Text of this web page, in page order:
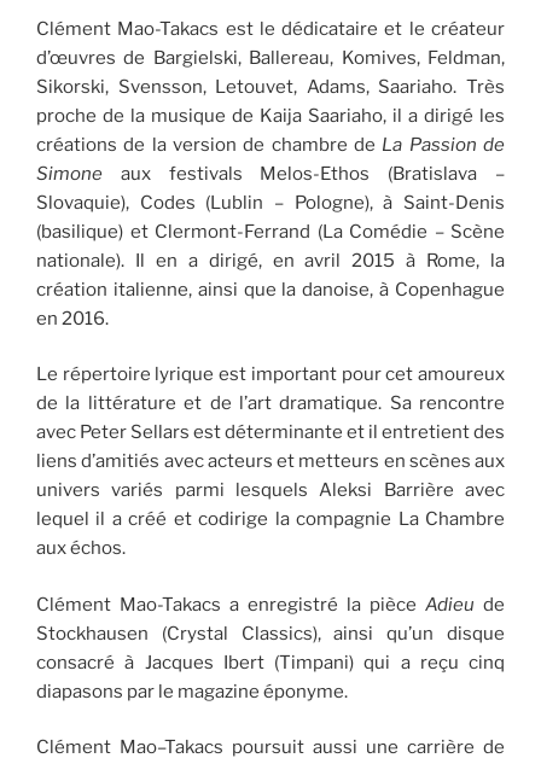
Clément Mao-Takacs est le dédicataire et le créateur
d’œuvres de Bargielski, Ballereau, Komives, Feldman,
Sikorski, Svensson, Letouvet, Adams, Saariaho. Très
proche de la musique de Kaija Saariaho, il a dirigé les
créations de la version de chambre de La Passion de
Simone aux festivals Melos-Ethos (Bratislava –
Slovaquie), Codes (Lublin – Pologne), à Saint-Denis
(basilique) et Clermont-Ferrand (La Comédie – Scène
nationale). Il en a dirigé, en avril 2015 à Rome, la
création italienne, ainsi que la danoise, à Copenhague
en 2016.
Le répertoire lyrique est important pour cet amoureux
de la littérature et de l’art dramatique. Sa rencontre
avec Peter Sellars est déterminante et il entretient des
liens d’amitiés avec acteurs et metteurs en scènes aux
univers variés parmi lesquels Aleksi Barrière avec
lequel il a créé et codirige la compagnie La Chambre
aux échos.
Clément Mao-Takacs a enregistré la pièce Adieu de
Stockhausen (Crystal Classics), ainsi qu’un disque
consacré à Jacques Ibert (Timpani) qui a reçu cinq
diapasons par le magazine éponyme.
Clément Mao–Takacs poursuit aussi une carrière de